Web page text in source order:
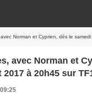
Norman et Cyprien, dès le samedi 8
avec Norman et
à 20h45 sur